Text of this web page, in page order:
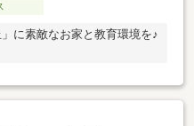
に素敵なお家と教育環境を♪